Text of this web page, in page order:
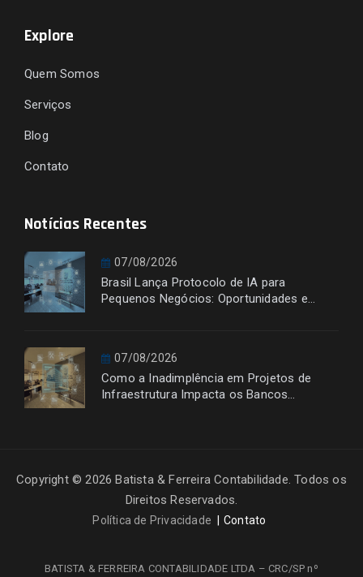
Explore
Quem Somos
Serviços
Blog
Contato
Notícias Recentes
07/08/2026
Brasil Lança Protocolo de IA para
Pequenos Negócios: Oportunidades e
07/08/2026
Como a Inadimplência em Projetos de
Infraestrutura Impacta os Bancos
Copyright © 2026 Batista & Ferreira Contabilidade. Todos os
Direitos Reservados.
Política de Privacidade Contato
BATISTA & FERREIRA CONTABILIDADE LTDA – CRC/SP nº